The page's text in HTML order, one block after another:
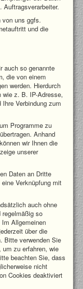
Auftragsverarbeiter.
von uns ggfs.
und die
auch so genannte
die von einem
werden. Hierdurch
wie z. B. IP-Adresse,
Verbindung zum
Programme zu
Anhand
wir Ihnen die
unserer
Daten an Dritte
Verknüpfung mit
auch ohne
regelmäßig so
Allgemeinen
über die
Bitte verwenden Sie
zu erfahren, wie
beachten Sie, dass
nicht
Cookies deaktiviert